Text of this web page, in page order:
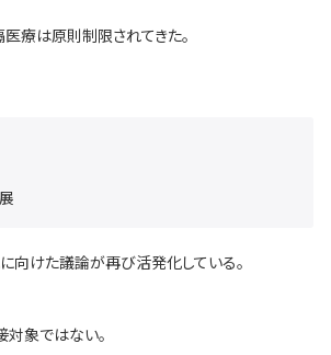
療は原則制限されてきた。
向けた議論が再び活発化している。
象ではない。